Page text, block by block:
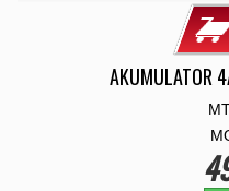
AKUMULATOR